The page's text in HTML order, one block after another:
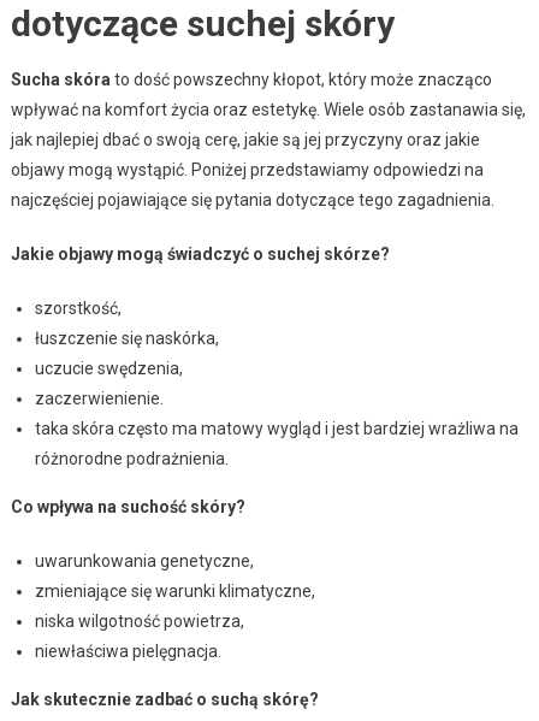
dotyczące suchej skóry
Sucha skóra to dość powszechny kłopot, który może znacząco
wpływać na komfort życia oraz estetykę. Wiele osób zastanawia się,
jak najlepiej dbać o swoją cerę, jakie są jej przyczyny oraz jakie
objawy mogą wystąpić. Poniżej przedstawiamy odpowiedzi na
najczęściej pojawiające się pytania dotyczące tego zagadnienia.
Jakie objawy mogą świadczyć o suchej skórze?
szorstkość,
łuszczenie się naskórka,
uczucie swędzenia,
zaczerwienienie.
taka skóra często ma matowy wygląd i jest bardziej wrażliwa na
różnorodne podrażnienia.
Co wpływa na suchość skóry?
uwarunkowania genetyczne,
zmieniające się warunki klimatyczne,
niska wilgotność powietrza,
niewłaściwa pielęgnacja.
Jak skutecznie zadbać o suchą skórę?